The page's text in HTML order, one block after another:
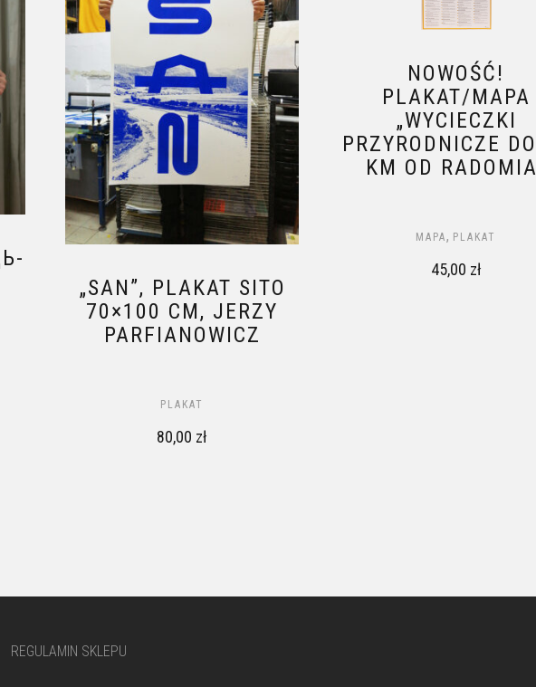
„SAN”, PLAKAT SITO
70×100 CM, JERZY
PARFIANOWICZ
PLAKAT
80,00 zł